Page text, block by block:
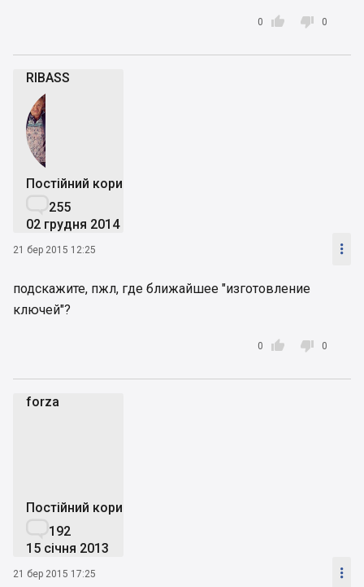

0  0
RIBASS
Постійний користувач
255
02 грудня 2014
21 бер 2015 12:25 
подскажите, пжл, где ближайшее "изготовление
ключей"?

0  0
forza
Постійний користувач
192
15 січня 2013
21 бер 2015 17:25 